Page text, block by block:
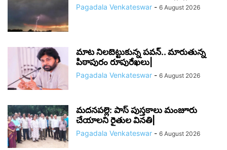
Pagadala Venkateswar - 6 August 2026
మాట నిలబెట్టుకున్న పవన్.. మారుతున్న
పిఠాపురం రూపురేఖలు|
Pagadala Venkateswar - 6 August 2026
మదనపల్లె: పాస్‌ పుస్తకాలు మంజూరు
చేయాలని రైతుల వినతి|
Pagadala Venkateswar - 6 August 2026